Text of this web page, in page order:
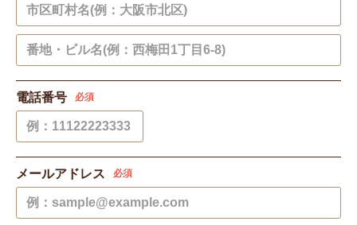
電話番号 必須
メールアドレス 必須